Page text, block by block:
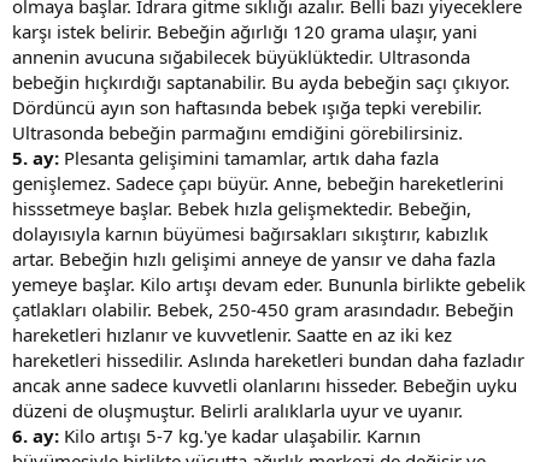
olmaya başlar. İdrara gitme sıklığı azalır. Belli bazı yiyeceklere
karşı istek belirir. Bebeğin ağırlığı 120 grama ulaşır, yani
annenin avucuna sığabilecek büyüklüktedir. Ultrasonda
bebeğin hıçkırdığı saptanabilir. Bu ayda bebeğin saçı çıkıyor.
Dördüncü ayın son haftasında bebek ışığa tepki verebilir.
Ultrasonda bebeğin parmağını emdiğini görebilirsiniz.
5. ay: Plesanta gelişimini tamamlar, artık daha fazla
genişlemez. Sadece çapı büyür. Anne, bebeğin hareketlerini
hisssetmeye başlar. Bebek hızla gelişmektedir. Bebeğin,
dolayısıyla karnın büyümesi bağırsakları sıkıştırır, kabızlık
artar. Bebeğin hızlı gelişimi anneye de yansır ve daha fazla
yemeye başlar. Kilo artışı devam eder. Bununla birlikte gebelik
çatlakları olabilir. Bebek, 250-450 gram arasındadır. Bebeğin
hareketleri hızlanır ve kuvvetlenir. Saatte en az iki kez
hareketleri hissedilir. Aslında hareketleri bundan daha fazladır
ancak anne sadece kuvvetli olanlarını hisseder. Bebeğin uyku
düzeni de oluşmuştur. Belirli aralıklarla uyur ve uyanır.
6. ay: Kilo artışı 5-7 kg.'ye kadar ulaşabilir. Karnın